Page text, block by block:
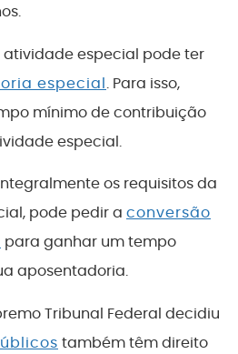
atividade especial pode ter
especial. Para isso,
mínimo de contribuição
especial.
os requisitos da
pode pedir a conversão
para ganhar um tempo
aposentadoria.
Tribunal Federal decidiu
também têm direito